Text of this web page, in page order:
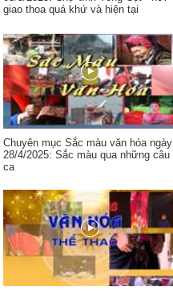
giao thoa quá khứ và hiện tại
Chuyên mục Sắc màu văn hóa ngày
28/4/2025: Sắc màu qua những câu
ca